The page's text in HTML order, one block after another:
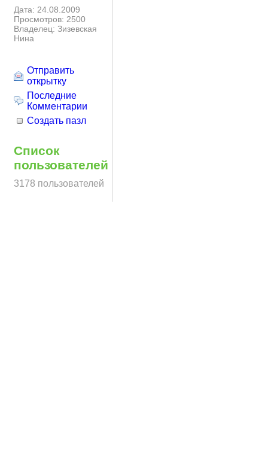
Дата: 24.08.2009
Просмотров: 2500
Владелец: Зизевская
Нина
Отправить
открытку
Последние
Комментарии
Создать пазл
Список
пользователей
3178 пользователей